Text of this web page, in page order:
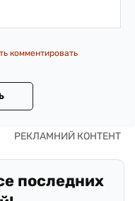
комментировать
последних